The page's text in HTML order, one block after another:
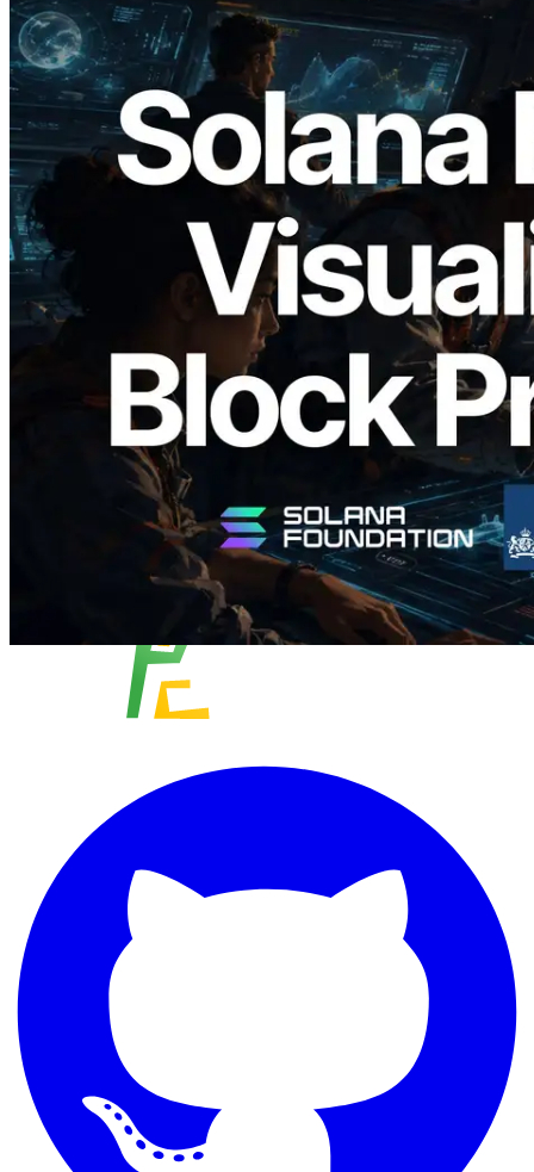
2026.05.24
Validators Solutions 发布 Solana Block
Analyzer — 以 slot 为单位可视化区块生
成时间与对应验证者